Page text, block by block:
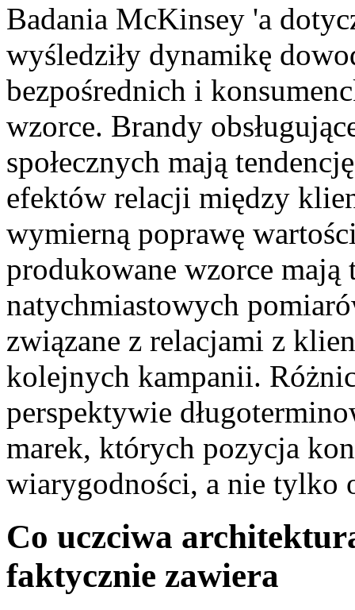
Badania McKinsey 'a
wyśledziły dynamikę
bezpośrednich i
wzorce. Brandy
społecznych mają
efektów relacji między
wymierną poprawę
produkowane wzorce
natychmiastowych
związane z relacjami z
kolejnych kampanii.
perspektywie
marek, których pozycja
wiarygodności, a nie tylko
Co uczciwa
faktycznie zawiera